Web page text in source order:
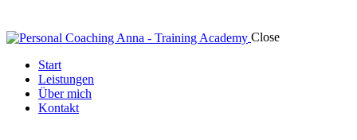
Close
Start
Leistungen
Über mich
Kontakt